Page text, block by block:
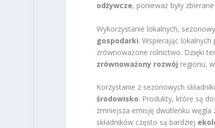
odżywcze, ponieważ były
Wykorzystanie lokalnych,
gospodarki. Wspierając
zrównoważone rolnictwo. Dzięki
zrównoważony rozwój regionu,
Korzystanie z sezonowych
środowisko. Produkty, które są
zmniejsza emisję dwutlenku
składników często są bardziej